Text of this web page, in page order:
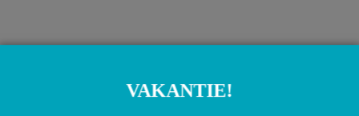
Toevoegen aan winkelwagen
VAKANTIE!